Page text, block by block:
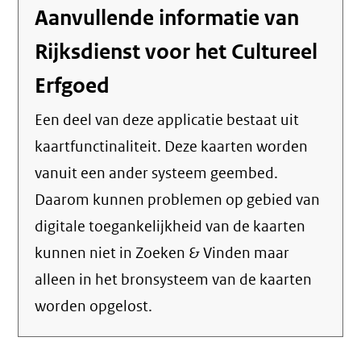
Aanvullende informatie van
Rijksdienst voor het Cultureel
Erfgoed
Een deel van deze applicatie bestaat uit
kaartfunctinaliteit. Deze kaarten worden
vanuit een ander systeem geembed.
Daarom kunnen problemen op gebied van
digitale toegankelijkheid van de kaarten
kunnen niet in Zoeken & Vinden maar
alleen in het bronsysteem van de kaarten
worden opgelost.